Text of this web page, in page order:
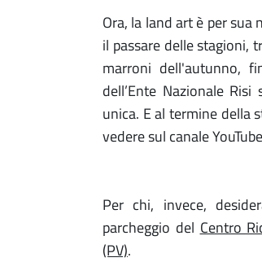
Ora, la land art è per
il passare delle stagioni,
marroni dell'autunno,
dell’Ente Nazionale
unica. E al termine della
vedere sul canale
Per chi, invece,
parcheggio del Centro
(PV).